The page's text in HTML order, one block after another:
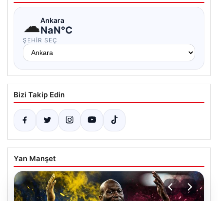
☁Ankara
NaN°C
ŞEHIR SEÇ
Bizi Takip Edin
Yan Manşet